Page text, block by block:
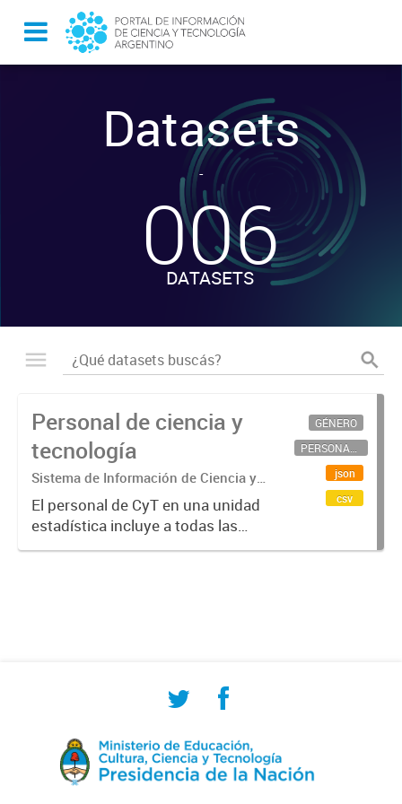
Datasets
-
006
DATASETS
Personal de ciencia y
tecnología
Sistema de Información de Ciencia y
Tecnología Argentino (SICYTAR)
El personal de CyT en una unidad
estadística incluye a todas las
personas involucradas
GÉNERO
PERSONAL CIENTÍFICO-TECNOLÓGICO
json
csv